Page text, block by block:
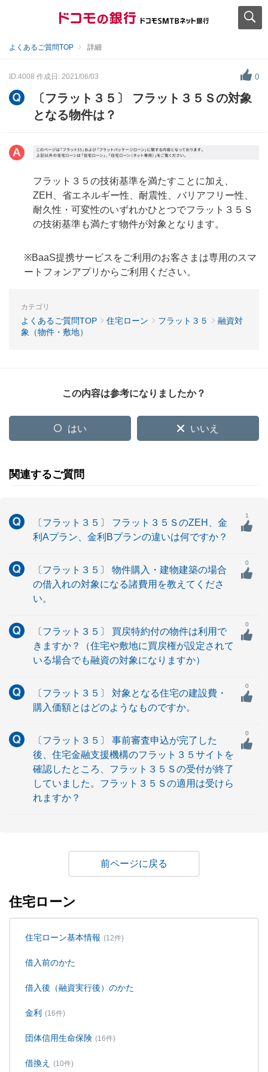
よくあるご質問TOP 詳細
ID:4008 作成日: 2021/06/03 0
〔フラット３５〕 フラット３５Ｓの対象
となる物件は？
フラット３５の技術基準を満たすことに加え、
ZEH、省エネルギー性、耐震性、バリアフリー性、
耐久性・可変性のいずれかひとつでフラット３５Ｓ
の技術基準も満たす物件が対象となります。
※BaaS提携サービスをご利用のお客さまは専用のスマ
ートフォンアプリからご利用ください。
カテゴリ
よくあるご質問TOP 住宅ローン フラット３５
融資対
象（物件・敷地）
この内容は参考になりましたか？
はい いいえ
関連するご質問
〔フラット３５〕 フラット３５ＳのZEH、金
利Aプラン、金利Bプランの違いは何ですか？
1
〔フラット３５〕 物件購入・建物建築の場合
の借入れの対象になる諸費用を教えてくださ
い。
0
〔フラット３５〕 買戻特約付の物件は利用で
きますか？（住宅や敷地に買戻権が設定されて
いる場合でも融資の対象になりますか）
0
〔フラット３５〕 対象となる住宅の建設費・
購入価額とはどのようなものですか。
0
〔フラット３５〕 事前審査申込が完了した
後、住宅金融支援機構のフラット３５サイトを
確認したところ、フラット３５Ｓの受付が終了
していました。フラット３５Ｓの適用は受けら
れますか？
0
戻る
住宅ローン
住宅ローン基本情報 (12件)
借入前のかた
借入後（融資実行後）のかた
金利 (16件)
団体信用生命保険 (16件)
借換え (10件)